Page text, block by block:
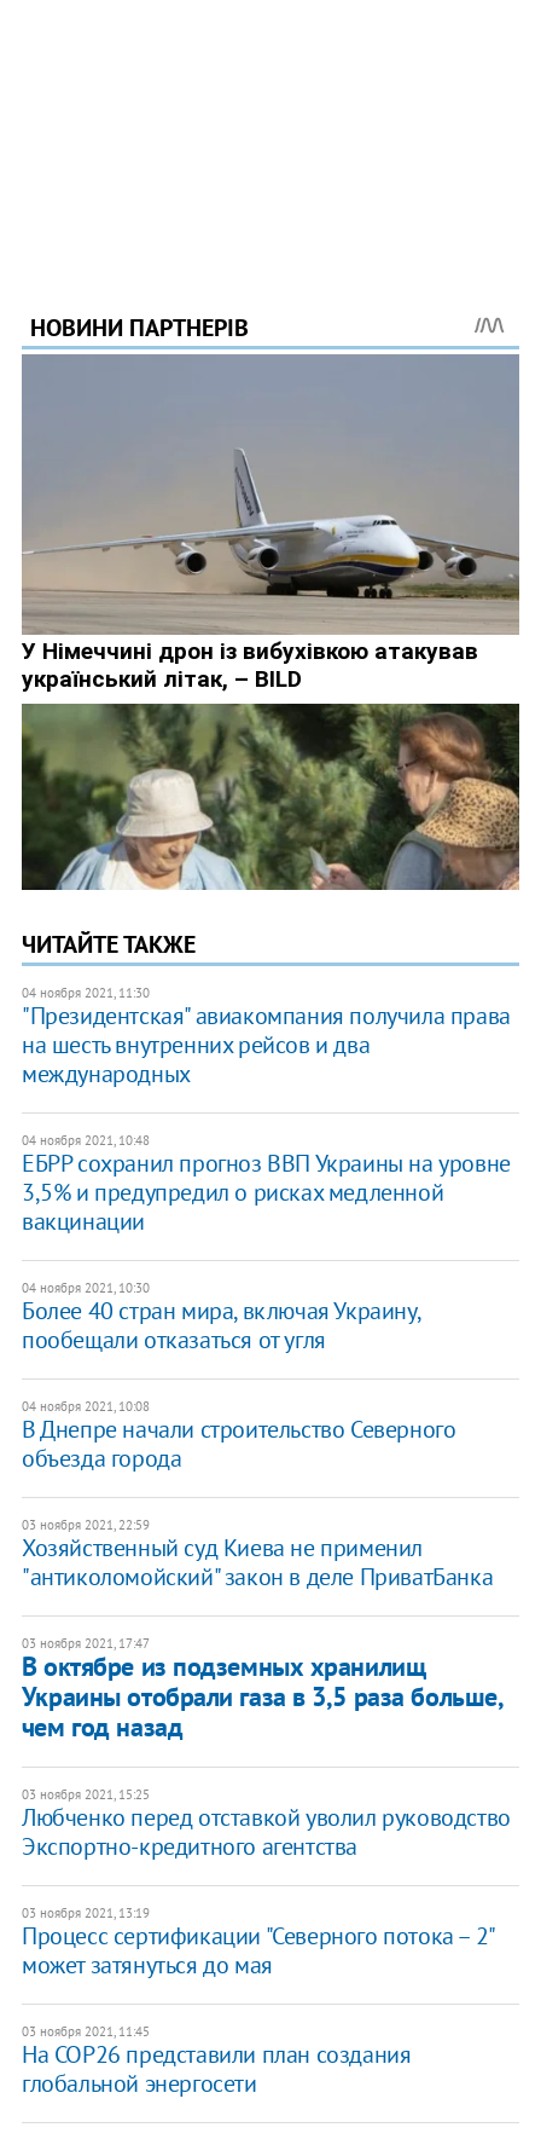
ЧИТАЙТЕ ТАКЖЕ
04 ноября 2021, 11:30
"Президентская" авиакомпания получила права
на шесть внутренних рейсов и два
международных
04 ноября 2021, 10:48
ЕБРР сохранил прогноз ВВП Украины на уровне
3,5% и предупредил о рисках медленной
вакцинации
04 ноября 2021, 10:30
Более 40 стран мира, включая Украину,
пообещали отказаться от угля
04 ноября 2021, 10:08
В Днепре начали строительство Северного
объезда города
03 ноября 2021, 22:59
Хозяйственный суд Киева не применил
"антиколомойский" закон в деле ПриватБанка
03 ноября 2021, 17:47
В октябре из подземных хранилищ
Украины отобрали газа в 3,5 раза больше,
чем год назад
03 ноября 2021, 15:25
​Любченко перед отставкой уволил руководство
Экспортно-кредитного агентства
03 ноября 2021, 13:19
Процесс сертификации "Северного потока – 2"
может затянуться до мая
03 ноября 2021, 11:45
На COP26 представили план создания
глобальной энергосети